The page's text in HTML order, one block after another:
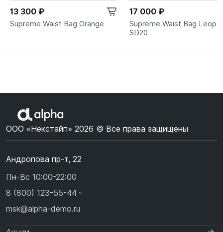
13 300 ₽
Supreme Waist Bag Orange
17 000 ₽
Supreme Waist Bag
SD20
ООО «Некстайп» 2026 © Все права защищены
Андропова пр-т, 22
Пн-Вс 10:00-22:00
8 (800) 123-55-44
msk@alpha-demo.ru